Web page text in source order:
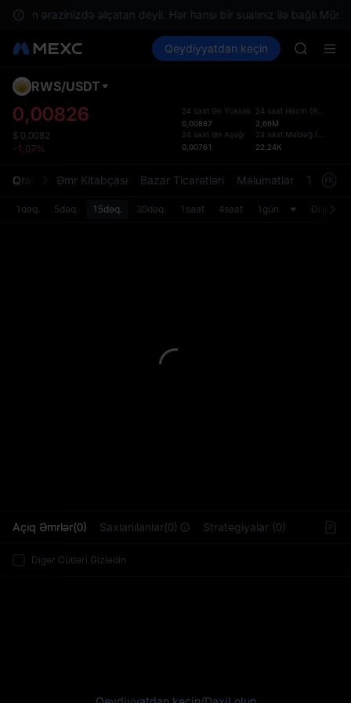
ərazinizdə əlçatan deyil. Hər hansı bir sualınız ilə bağlı
Bazarlar Spot Futures SPCX
Qeydiyyatdan keçin
TUT
RWS/USDT
0,00826
$ 0,0082
-1,07%
24 saat Ən Yüksək
0,00887
24 saat Ən Aşağı
0,00761
24 saat Həcm (RWS
2,66M
24 saat Məbləğ (
22,24K
Qrafik Əmr Kitabçası Bazar Ticarətləri Məlumatlar
1dəq. 5dəq. 15dəq. 30dəq. 1saat 4saat 1gün Orijinal
Açıq Əmrlər(0) Saxlanılanlar(0) Strategiyalar (0)
Digər Cütləri Gizlədin